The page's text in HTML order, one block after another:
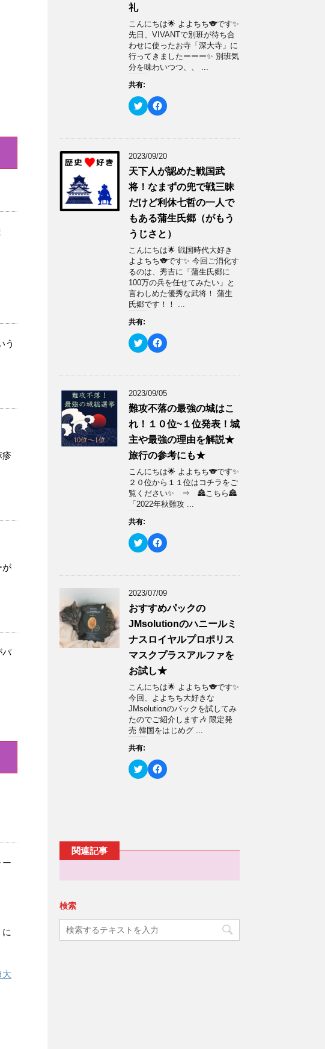
う
疹
が
パ
ー
大
ウ
ィ
ン
ド
ウ
で
開
き
す
て
く
だ
さ
い
(
新
ン
ド
ウ
き
す
)
礼
こんにちは🌟 よよちち🐨です✨
先日、VIVANTで別班が待ち合
わせに使ったお寺「深大寺」に
行ってきましたーーー✨ 別班気
分を味わいつつ、、 ...
共有:
ク
リ
て
w
t
e
r
で
共
有
(
し
い
ウ
ィ
ン
ド
ウ
で
開
き
ま
)
F
a
o
k
共
有
す
る
に
は
ク
リ
ク
し
て
く
だ
さ
い
(
新
し
い
ド
ウ
で
す
2023/09/20
天下人が認めた戦国武
将！なまずの兜で戦三昧
だけど利休七哲の一人で
もある蒲生氏郷（がもう
うじさと）
こんにちは🌟 戦国時代大好き
よよちち🐨です✨ 今回ご消化す
るのは、秀吉に「蒲生氏郷に
100万の兵を任せてみたい」と
言わしめた優秀な武将！ 蒲生
氏郷です！！ ...
共有:
ク
リ
て
w
t
t
e
r
で
共
有
(
し
い
ウ
ィ
ン
ド
で
き
ま
す
F
a
o
k
共
有
す
る
に
は
ク
リ
ク
し
て
く
だ
さ
し
い
ウ
開
ま
)
2023/09/05
難攻不落の最強の城はこ
れ！１０位~１位発表！城
主や最強の理由を解説★
旅行の参考にも★
こんにちは🌟 よよちち🐨です✨
２０位から１１位はコチラをご
覧ください✨ ⇒ 🏯こちら🏯
「2022年秋難攻 ...
共有:
ク
リ
て
w
t
t
e
r
で
共
(
新
し
ウ
ィ
ン
ド
で
開
き
す
F
a
o
k
共
有
す
る
に
は
ク
リ
ク
て
く
だ
さ
い
(
新
し
ン
ド
ウ
2023/07/09
おすすめパックの
JMsolutionのハニールミ
ナスロイヤルプロポリス
マスクプラスアルファを
お試し★
こんにちは🌟 よよちち🐨です✨
今回、よよちち大好きな
JMsolutionのパックを試してみ
たのでご紹介します🎶 限定発
売 韓国をはじめグ ...
共有:
ク
リ
(
ィ
ン
ド
ウ
F
a
リ
く
い
関連記事
検索